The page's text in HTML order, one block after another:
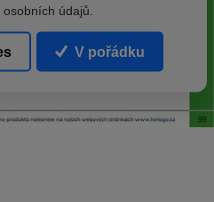
údajů.
V pořádku